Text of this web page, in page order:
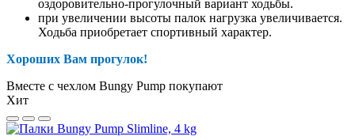
оздоровительно-прогулочный вариант ходьбы.
при увеличении высоты палок нагрузка увеличивается.
Ходьба приобретает спортивный характер.
Хороших Вам прогулок!
Вместе с чехлом Bungy Pump покупают
Хит